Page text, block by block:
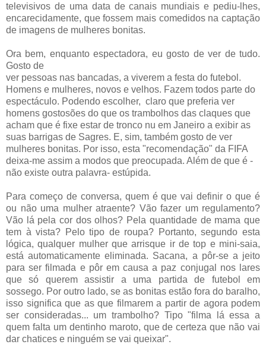
televisivos de uma data de canais mundiais e pediu-lhes,
encarecidamente, que fossem mais comedidos na captação
de imagens de mulheres bonitas.
Ora bem, enquanto espectadora, eu gosto de ver de tudo.
Gosto de
ver pessoas nas bancadas, a viverem a festa do futebol.
Homens e mulheres, novos e velhos. Fazem todos parte do
espectáculo. Podendo escolher, claro que preferia ver
homens gostosões do que os trambolhos das claques que
acham que é fixe estar de tronco nu em Janeiro a exibir as
suas barrigas de Sagres. E, sim, também gosto de ver
mulheres bonitas. Por isso, esta "recomendação" da FIFA
deixa-me assim a modos que preocupada. Além de que é -
não existe outra palavra- estúpida.
Para começo de conversa, quem é que vai definir o que é
ou não uma mulher atraente? Vão fazer um regulamento?
Vão lá pela cor dos olhos? Pela quantidade de mama que
tem à vista? Pelo tipo de roupa? Portanto, segundo esta
lógica, qualquer mulher que arrisque ir de top e mini-saia,
está automaticamente eliminada. Sacana, a pôr-se a jeito
para ser filmada e pôr em causa a paz conjugal nos lares
que só querem assistir a uma partida de futebol em
sossego. Por outro lado, se as bonitas estão fora do baralho,
isso significa que as que filmarem a partir de agora podem
ser consideradas... um trambolho? Tipo "filma lá essa a
quem falta um dentinho maroto, que de certeza que não vai
dar chatices e ninguém se vai queixar".